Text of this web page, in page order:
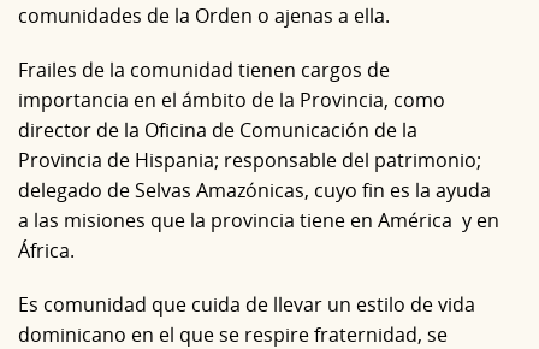
comunidades de la Orden o ajenas a ella.
Frailes de la comunidad tienen cargos de
importancia en el ámbito de la Provincia, como
director de la Oficina de Comunicación de la
Provincia de Hispania; responsable del patrimonio;
delegado de Selvas Amazónicas, cuyo fin es la ayuda
a las misiones que la provincia tiene en América y en
África.
Es comunidad que cuida de llevar un estilo de vida
dominicano en el que se respire fraternidad, se